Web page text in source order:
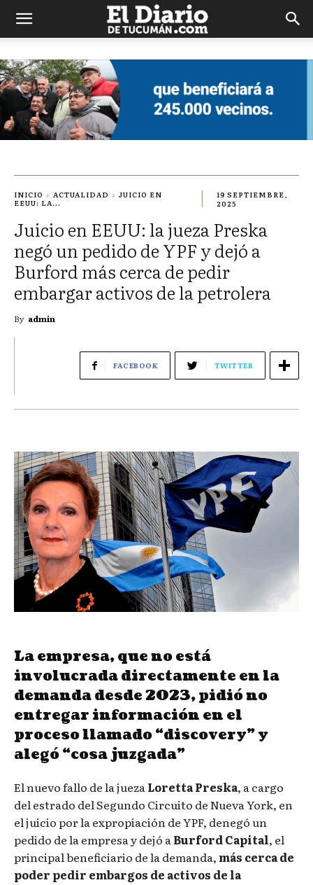
Diario
de
Tucuman
INICIO ACTUALIDAD
JUICIO EN
EEUU: LA...
19 SEPTIEMBRE,
2025
Juicio en EEUU: la jueza Preska
negó un pedido de YPF y dejó a
Burford más cerca de pedir
embargar activos de la petrolera
By admin
FACEBOOK TWITTER
La empresa, que no está
involucrada directamente en la
demanda desde 2023, pidió no
entregar información en el
proceso llamado “discovery” y
alegó “cosa juzgada”
El nuevo fallo de la juezaLoretta Preska, a cargo
del estrado del Segundo Circuito de Nueva York, en
el juicio por la expropiación de YPF, denegó un
pedido de la empresa y dejó aBurford Capital, el
principal beneficiario de la demanda, más cerca de
poder pedir embargos de activos de la